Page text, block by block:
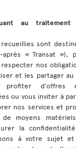
au traitement
sont
« Transat »),
nos
et les partager au
d’offres et
ou vous inviter à
nos services et
moyens
la
à votre sujet